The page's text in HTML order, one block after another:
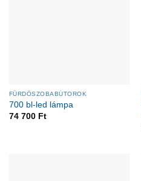
FÜRDŐSZOBABÚTOROK
700 bl-led lámpa
74 700 Ft